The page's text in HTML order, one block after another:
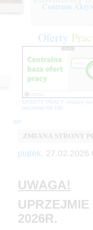
Centrum
Oferty
OFERTY PRACY -proszę
pocztowy 69-100
BIP
ZMIANA STRONY
piątek, 27.02.2026
UWAGA!
2026R.